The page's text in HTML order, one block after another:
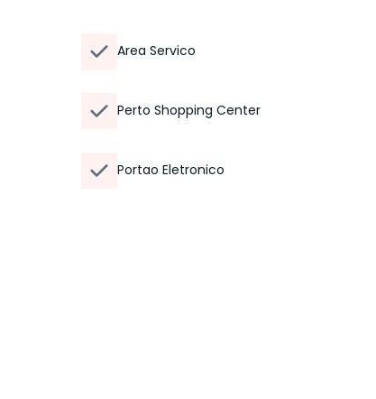
Area Servico
Perto Shopping Center
Portao Eletronico